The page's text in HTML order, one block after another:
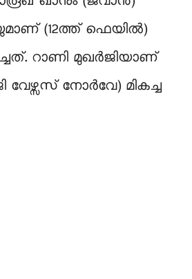
(12ത്ത് ഫെയില്‍)
റാണി മുഖര്‍ജിയാണ്
വേഴ്സസ് നോര്‍വേ) മികച്ച